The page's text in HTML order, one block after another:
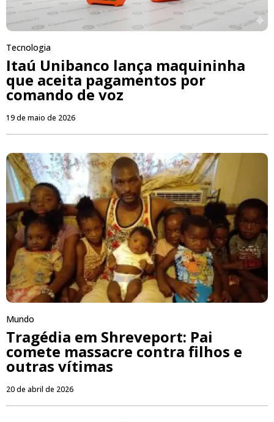
Tecnologia
Itaú Unibanco lança maquininha
que aceita pagamentos por
comando de voz
19 de maio de 2026
Mundo
Tragédia em Shreveport: Pai
comete massacre contra filhos e
outras vítimas
20 de abril de 2026